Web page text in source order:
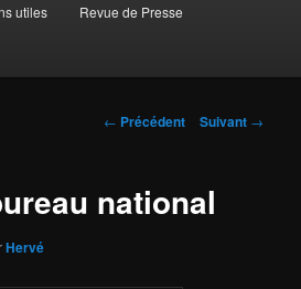
utiles Revue de Presse
Navigation
← Précédent Suivant →
national
Hervé